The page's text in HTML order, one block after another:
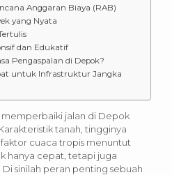
Anggaran Biaya (RAB)
yang Nyata
dan Edukatif
Pengaspalan di Depok?
untuk Infrastruktur Jangka
jalan di Depok
tanah, tingginya
cuaca tropis menuntut
hanya cepat, tetapi juga
sinilah peran penting sebuah